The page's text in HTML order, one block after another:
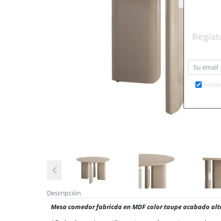
Descripción
Mesa comedor fabricda en MDF color taupe acabado